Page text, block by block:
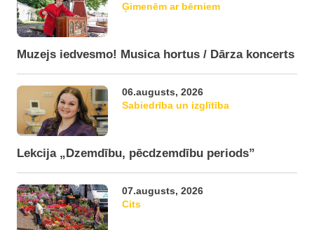
Ģimenēm ar bērniem
Muzejs iedvesmo! Musica hortus / Dārza koncerts
06.augusts, 2026
Sabiedrība un izglītība
Lekcija „Dzemdību, pēcdzemdību periods”
07.augusts, 2026
Cits